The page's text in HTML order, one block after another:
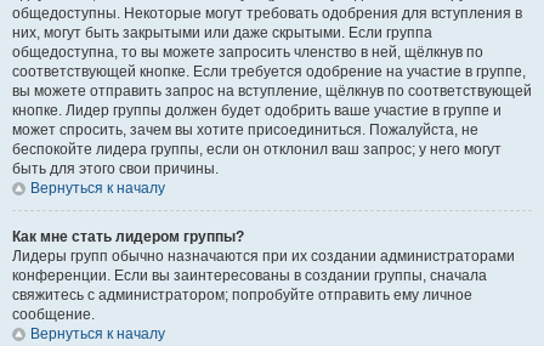
общедоступны. Некоторые могут требовать одобрения для вступления в
них, могут быть закрытыми или даже скрытыми. Если группа
общедоступна, то вы можете запросить членство в ней, щёлкнув по
соответствующей кнопке. Если требуется одобрение на участие в группе,
вы можете отправить запрос на вступление, щёлкнув по соответствующей
кнопке. Лидер группы должен будет одобрить ваше участие в группе и
может спросить, зачем вы хотите присоединиться. Пожалуйста, не
беспокойте лидера группы, если он отклонил ваш запрос; у него могут
быть для этого свои причины.
Вернуться к началу
Как мне стать лидером группы?
Лидеры групп обычно назначаются при их создании администраторами
конференции. Если вы заинтересованы в создании группы, сначала
свяжитесь с администратором; попробуйте отправить ему личное
сообщение.
Вернуться к началу